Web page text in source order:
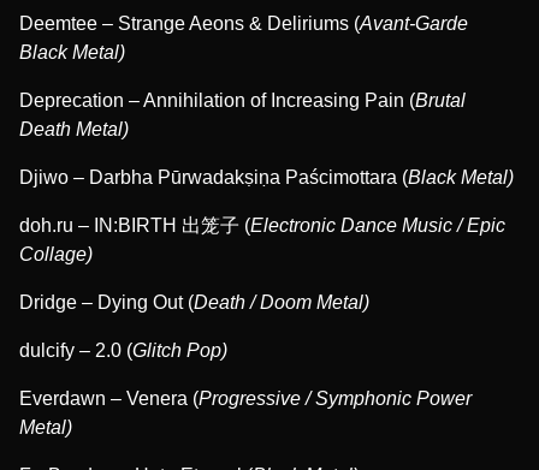
Deemtee – Strange Aeons & Deliriums (Avant-Garde
Black Metal)
Deprecation – Annihilation of Increasing Pain (Brutal
Death Metal)
Djiwo – Darbha P​ū​rwadak​ṣ​i​ṇ​a Pa​ś​cimottara (Black Metal)
doh.ru – IN:BIRTH 出笼子 (Electronic Dance Music / Epic
Collage)
Dridge – Dying Out (Death / Doom Metal)
dulcify – 2.0 (Glitch Pop)
Everdawn – Venera (Progressive / Symphonic Power
Metal)